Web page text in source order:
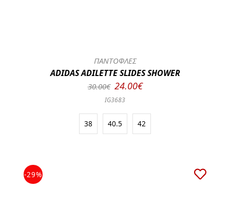
ΠΑΝΤΟΦΛΕΣ
ADIDAS ADILETTE SLIDES SHOWER
30.00€ 24.00€
IG3683
38 40.5 42
-29%